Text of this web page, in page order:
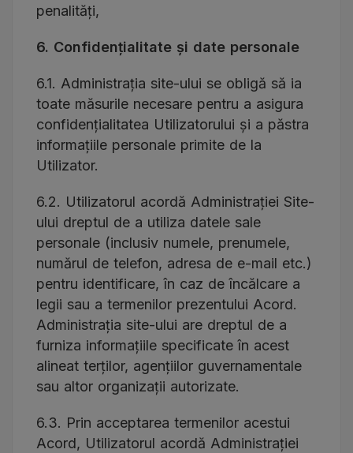
penalități,
6. Confidențialitate și date personale
6.1. Administrația site-ului se obligă să ia
toate măsurile necesare pentru a asigura
confidențialitatea Utilizatorului și a păstra
informațiile personale primite de la
Utilizator.
6.2. Utilizatorul acordă Administrației Site-
ului dreptul de a utiliza datele sale
personale (inclusiv numele, prenumele,
numărul de telefon, adresa de e-mail etc.)
pentru identificare, în caz de încălcare a
legii sau a termenilor prezentului Acord.
Administrația site-ului are dreptul de a
furniza informațiile specificate în acest
alineat terților, agențiilor guvernamentale
sau altor organizații autorizate.
6.3. Prin acceptarea termenilor acestui
Acord, Utilizatorul acordă Administrației